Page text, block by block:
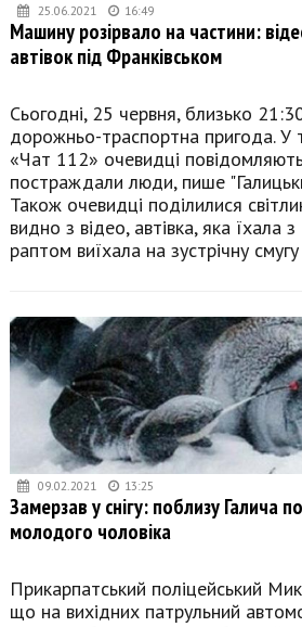
25.06.2021 16:49
Машину розірвало на частини:
автівок під Франківськом
Сьогодні, 25 червня, близько
дорожньо-траспортна пригода. У
«Чат 112» очевидці
постраждали люди, пише
Також очевидці поділилися
видно з відео, автівка, яка їхала
раптом виїхала на зустрічну смугу
09.02.2021 13:25
Замерзав у снігу: поблизу Галича
молодого чоловіка
Прикарпатський поліцейський
що на вихідних патрульний